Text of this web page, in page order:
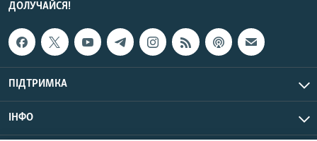
ДОЛУЧАЙСЯ!
ПІДТРИМКА
ІНФО